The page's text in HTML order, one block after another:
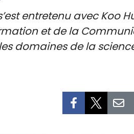
entretenu avec Koo
et de la
domaines de la